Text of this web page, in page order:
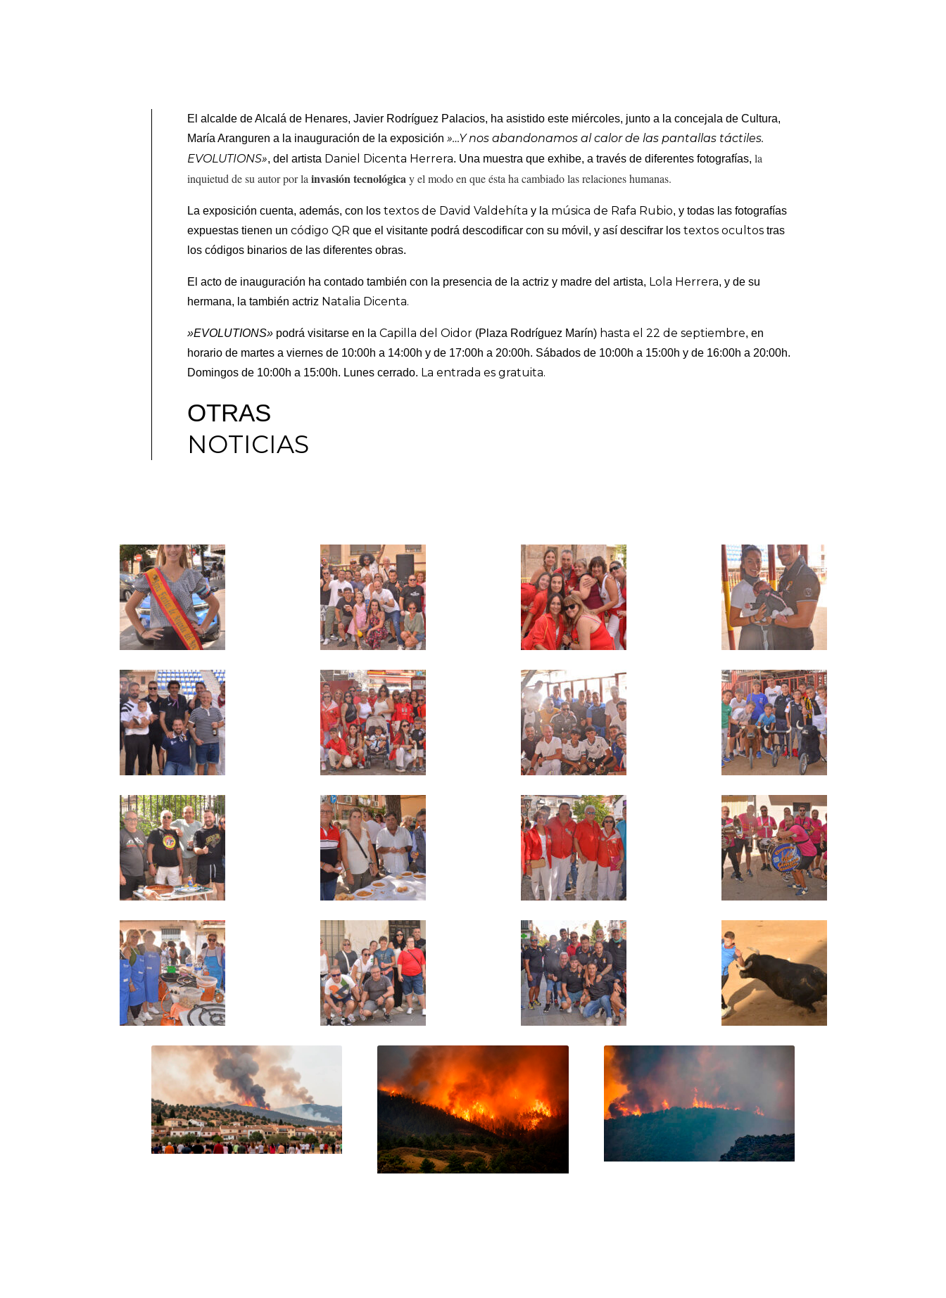
El alcalde de Alcalá de Henares, Javier Rodríguez Palacios, ha asistido este miércoles, junto a la concejala de Cultura,
María Aranguren a la inauguración de la exposición»…Y nos abandonamos al calor de las pantallas táctiles.
EVOLUTIONS», del artista Daniel Dicenta Herrera. Una muestra que exhibe, a través de diferentes fotografías,la
inquietud de su autor por lainvasión tecnológicay el modo en que ésta ha cambiado las relaciones humanas.
La exposición cuenta, además, con lostextos de David Valdehíta y la música de Rafa Rubio, y todas las fotografías
expuestas tienen uncódigo QR que el visitante podrá descodificar con su móvil, y así descifrar los textos ocultos tras
los códigos binarios de las diferentes obras.
El acto de inauguración ha contado también con la presencia de la actriz y madre del artista, Lola Herrera, y de su
hermana, la también actriz Natalia Dicenta.
»EVOLUTIONS» podrá visitarse en laCapilla del Oidor (Plaza Rodríguez Marín) hasta el 22 de septiembre, en
horario de martes a viernes de 10:00h a 14:00h y de 17:00h a 20:00h. Sábados de 10:00h a 15:00h y de 16:00h a 20:00h.
Domingos de 10:00h a 15:00h. Lunes cerrado. La entrada es gratuita.
OTRAS
NOTICIAS